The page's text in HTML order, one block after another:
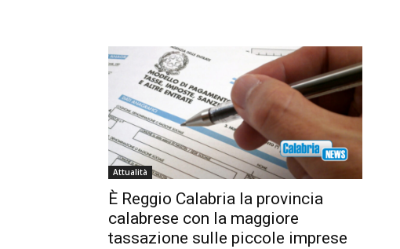
Attualità
È Reggio Calabria la provincia
calabrese con la maggiore
tassazione sulle piccole imprese